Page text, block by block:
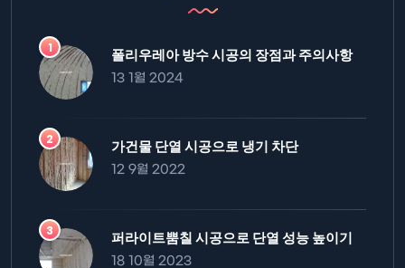
폴리우레아 방수 시공의 장점과 주의사항
13 1월 2024
가건물 단열 시공으로 냉기 차단
12 9월 2022
퍼라이트뿜칠 시공으로 단열 성능 높이기
18 10월 2023